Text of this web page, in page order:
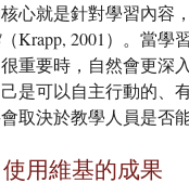
心就是針對學習內容
（Krapp, 2001）。當學
重要時，自然會更深
是可以自主行動的、
取決於教學人員是否
用維基的成果